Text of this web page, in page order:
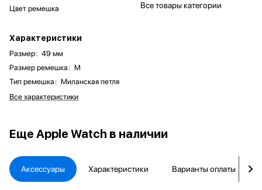
Цвет ремешка
Характеристики
Размер: 49 мм
Размер ремешка : M
Тип ремешка : Миланская петля
Все характеристики
Все товары категории
Еще Apple Watch в наличии
Аксессуары Характеристики Варианты оплаты